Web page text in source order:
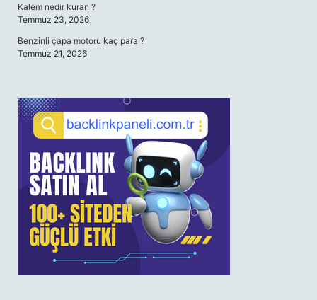
Kalem nedir kuran ?
Temmuz 23, 2026
Benzinli çapa motoru kaç para ?
Temmuz 21, 2026